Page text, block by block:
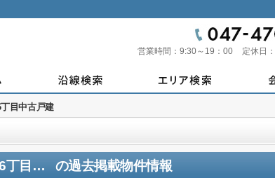
営業時間： 9:30～19：00 定休日：
目中古戸建
千葉市花見川区作新台6丁目中古戸建 の過去掲載物件情報